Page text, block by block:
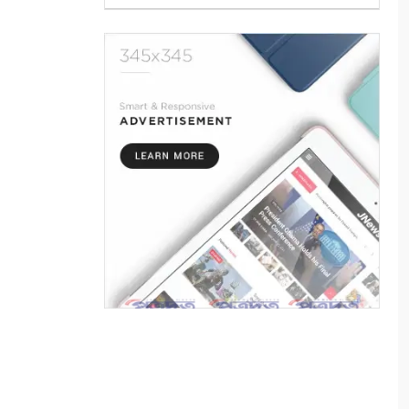
বিতরণী অনুষ্ঠিত
৫
সাতক্ষীরায় পানিতে ডুবে শিশুর
মৃত্যু বেড়েই চলেছে
৬
প্রযুক্তি, সাংবাদিকতা এবং একটি
পুতুল নাচে বেঁচে থাকে বাংলার
লোকঐতিহ্য